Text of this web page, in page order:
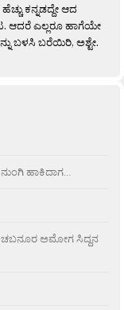
ಕನ್ನಡದ್ದೇ ಆದ
ಆದರೆ ಎಲ್ಲರೂ ಹಾಗೆಯೇ
ಬಳಸಿ ಬರೆಯಿರಿ, ಅಶ್ಟೇ.
ಹಾಕಿದಾಗ…
ಅಮೋಗ ಸಿದ್ದನ